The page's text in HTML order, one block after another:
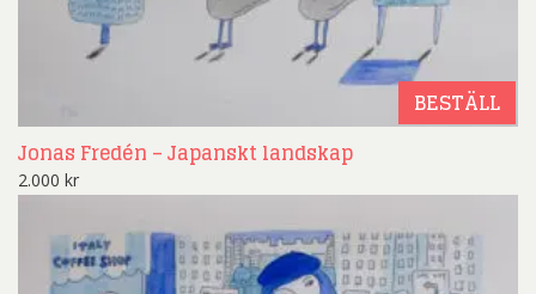
BESTÄLL
Jonas Fredén – Japanskt landskap
2.000 kr